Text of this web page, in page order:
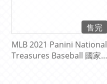
售完
MLB 2021 Panini National
Treasures Baseball 國家